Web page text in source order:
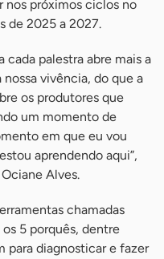
nos próximos ciclos no
de 2025 a 2027.
cada palestra abre mais a
vivência, do que a
os produtores que
um momento de
em que eu vou
aprendendo aqui”,
Alves.
chamadas
os 5 porquês, dentre
para diagnosticar e fazer